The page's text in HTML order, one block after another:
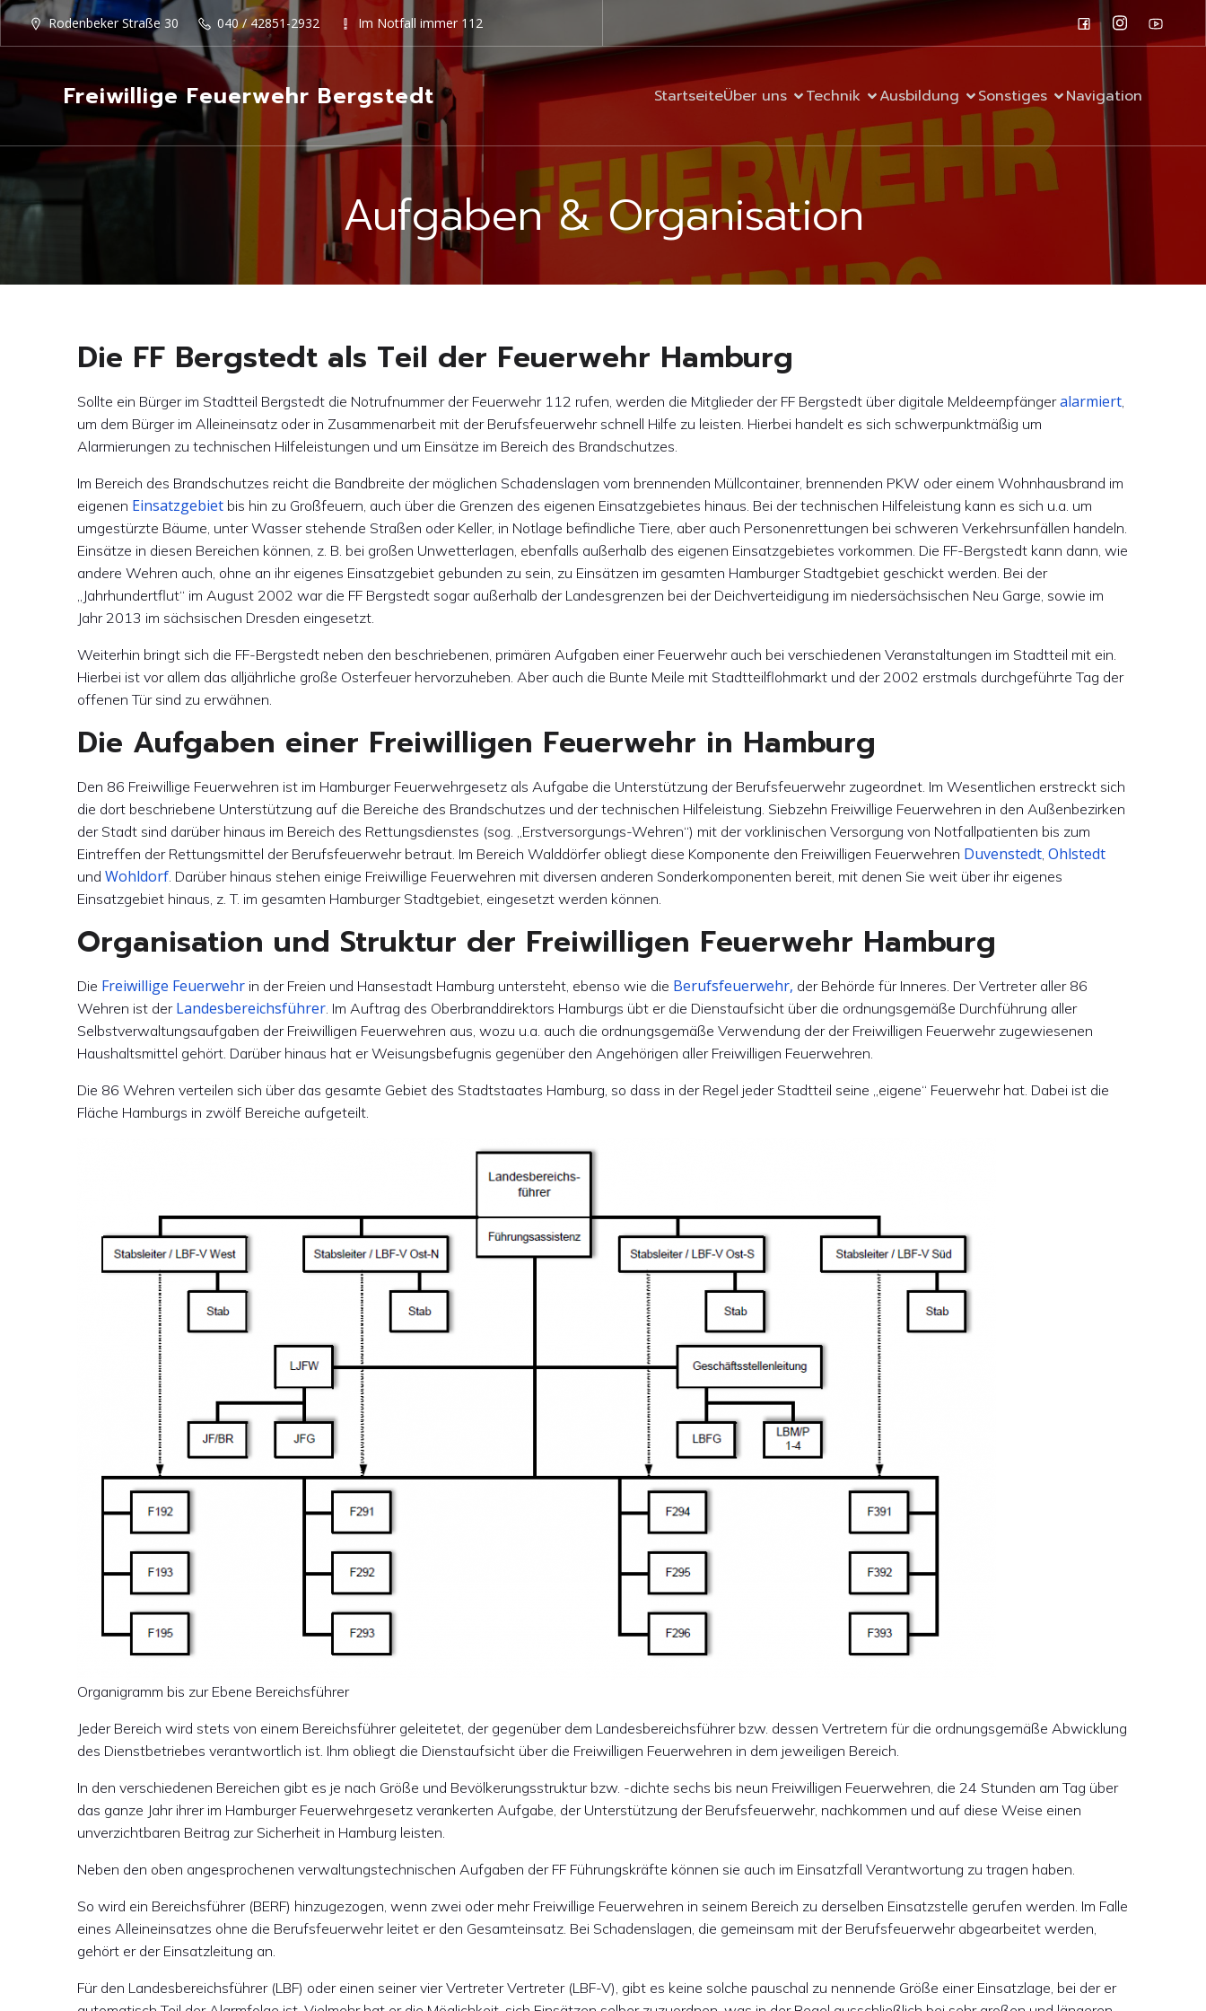
Rodenbeker Straße 30 040 / 42851-2932 Im Notfall immer 112
Freiwillige Feuerwehr Bergstedt StartseiteÜber uns Technik Ausbildung Sonstiges Navigation
Aufgaben & Organisation
Die FF Bergstedt als Teil der Feuerwehr Hamburg
Sollte ein Bürger im Stadtteil Bergstedt die Notrufnummer der Feuerwehr 112 rufen, werden die Mitglieder der FF Bergstedt über digitale Meldeempfängeralarmiert,
um dem Bürger im Alleineinsatz oder in Zusammenarbeit mit der Berufsfeuerwehr schnell Hilfe zu leisten. Hierbei handelt es sich schwerpunktmäßig um
Alarmierungen zu technischen Hilfeleistungen und um Einsätze im Bereich des Brandschutzes.
Im Bereich des Brandschutzes reicht die Bandbreite der möglichen Schadenslagen vom brennenden Müllcontainer, brennenden PKW oder einem Wohnhausbrand im
eigenen Einsatzgebiet bis hin zu Großfeuern, auch über die Grenzen des eigenen Einsatzgebietes hinaus. Bei der technischen Hilfeleistung kann es sich u.a. um
umgestürzte Bäume, unter Wasser stehende Straßen oder Keller, in Notlage befindliche Tiere, aber auch Personenrettungen bei schweren Verkehrsunfällen handeln.
Einsätze in diesen Bereichen können, z. B. bei großen Unwetterlagen, ebenfalls außerhalb des eigenen Einsatzgebietes vorkommen. Die FF-Bergstedt kann dann, wie
andere Wehren auch, ohne an ihr eigenes Einsatzgebiet gebunden zu sein, zu Einsätzen im gesamten Hamburger Stadtgebiet geschickt werden. Bei der
„Jahrhundertflut“ im August 2002 war die FF Bergstedt sogar außerhalb der Landesgrenzen bei der Deichverteidigung im niedersächsischen Neu Garge, sowie im
Jahr 2013 im sächsischen Dresden eingesetzt.
Weiterhin bringt sich die FF-Bergstedt neben den beschriebenen, primären Aufgaben einer Feuerwehr auch bei verschiedenen Veranstaltungen im Stadtteil mit ein.
Hierbei ist vor allem das alljährliche große Osterfeuer hervorzuheben. Aber auch die Bunte Meile mit Stadtteilflohmarkt und der 2002 erstmals durchgeführte Tag der
offenen Tür sind zu erwähnen.
Die Aufgaben einer Freiwilligen Feuerwehr in Hamburg
Den 86 Freiwillige Feuerwehren ist im Hamburger Feuerwehrgesetz als Aufgabe die Unterstützung der Berufsfeuerwehr zugeordnet. Im Wesentlichen erstreckt sich
die dort beschriebene Unterstützung auf die Bereiche des Brandschutzes und der technischen Hilfeleistung. Siebzehn Freiwillige Feuerwehren in den Außenbezirken
der Stadt sind darüber hinaus im Bereich des Rettungsdienstes (sog. „Erstversorgungs-Wehren“) mit der vorklinischen Versorgung von Notfallpatienten bis zum
Eintreffen der Rettungsmittel der Berufsfeuerwehr betraut. Im Bereich Walddörfer obliegt diese Komponente den Freiwilligen Feuerwehren Duvenstedt, Ohlstedt
und Wohldorf. Darüber hinaus stehen einige Freiwillige Feuerwehren mit diversen anderen Sonderkomponenten bereit, mit denen Sie weit über ihr eigenes
Einsatzgebiet hinaus, z. T. im gesamten Hamburger Stadtgebiet, eingesetzt werden können.
Organisation und Struktur der Freiwilligen Feuerwehr Hamburg
Die Freiwillige Feuerwehr in der Freien und Hansestadt Hamburg untersteht, ebenso wie die Berufsfeuerwehr, der Behörde für Inneres. Der Vertreter aller 86
Wehren ist der Landesbereichsführer. Im Auftrag des Oberbranddirektors Hamburgs übt er die Dienstaufsicht über die ordnungsgemäße Durchführung aller
Selbstverwaltungsaufgaben der Freiwilligen Feuerwehren aus, wozu u.a. auch die ordnungsgemäße Verwendung der der Freiwilligen Feuerwehr zugewiesenen
Haushaltsmittel gehört. Darüber hinaus hat er Weisungsbefugnis gegenüber den Angehörigen aller Freiwilligen Feuerwehren.
Die 86 Wehren verteilen sich über das gesamte Gebiet des Stadtstaates Hamburg, so dass in der Regel jeder Stadtteil seine „eigene“ Feuerwehr hat. Dabei ist die
Fläche Hamburgs in zwölf Bereiche aufgeteilt.
Organigramm bis zur Ebene Bereichsführer
Jeder Bereich wird stets von einem Bereichsführer geleitetet, der gegenüber dem Landesbereichsführer bzw. dessen Vertretern für die ordnungsgemäße Abwicklung
des Dienstbetriebes verantwortlich ist. Ihm obliegt die Dienstaufsicht über die Freiwilligen Feuerwehren in dem jeweiligen Bereich.
In den verschiedenen Bereichen gibt es je nach Größe und Bevölkerungsstruktur bzw. -dichte sechs bis neun Freiwilligen Feuerwehren, die 24 Stunden am Tag über
das ganze Jahr ihrer im Hamburger Feuerwehrgesetz verankerten Aufgabe, der Unterstützung der Berufsfeuerwehr, nachkommen und auf diese Weise einen
unverzichtbaren Beitrag zur Sicherheit in Hamburg leisten.
Neben den oben angesprochenen verwaltungstechnischen Aufgaben der FF Führungskräfte können sie auch im Einsatzfall Verantwortung zu tragen haben.
So wird ein Bereichsführer (BERF) hinzugezogen, wenn zwei oder mehr Freiwillige Feuerwehren in seinem Bereich zu derselben Einsatzstelle gerufen werden. Im Falle
eines Alleineinsatzes ohne die Berufsfeuerwehr leitet er den Gesamteinsatz. Bei Schadenslagen, die gemeinsam mit der Berufsfeuerwehr abgearbeitet werden,
gehört er der Einsatzleitung an.
Für den Landesbereichsführer (LBF) oder einen seiner vier Vertreter Vertreter (LBF-V), gibt es keine solche pauschal zu nennende Größe einer Einsatzlage, bei der er